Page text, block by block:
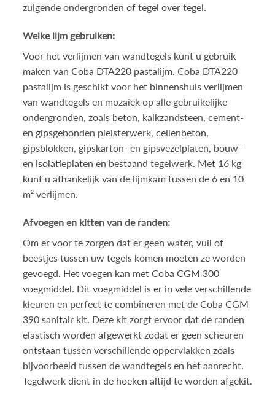
zuigende ondergronden of tegel over tegel.
Welke lijm gebruiken:
Voor het verlijmen van wandtegels kunt u gebruik
maken van Coba DTA220 pastalijm. Coba DTA220
pastalijm is geschikt voor het binnenshuis verlijmen
van wandtegels en mozaïek op alle gebruikelijke
ondergronden, zoals beton, kalkzandsteen, cement-
en gipsgebonden pleisterwerk, cellenbeton,
gipsblokken, gipskarton- en gipsvezelplaten, bouw-
en isolatieplaten en bestaand tegelwerk. Met 16 kg
kunt u afhankelijk van de lijmkam tussen de 6 en 10
m² verlijmen.
Afvoegen en kitten van de randen:
Om er voor te zorgen dat er geen water, vuil of
beestjes tussen uw tegels komen moeten ze worden
gevoegd. Het voegen kan met Coba CGM 300
voegmiddel . Dit voegmiddel is er in vele verschillende
kleuren en perfect te combineren met de Coba CGM
390 sanitair kit. Deze kit zorgt ervoor dat de randen
elastisch worden afgewerkt zodat er geen scheuren
ontstaan tussen verschillende oppervlakken zoals
bijvoorbeeld tussen de wandtegels en het aanrecht.
Tegelwerk dient in de hoeken altijd te worden afgekit.